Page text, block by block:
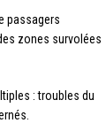
passagers
zones survolées
: troubles du